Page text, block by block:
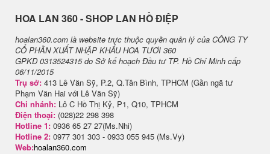
H​OA LAN 360 - SHOP LAN HỒ ĐIỆP
hoalan360.com là website trực thuộc quyền quản lý của CÔNG TY
CỔ PHẦN XUẤT NHẬP KHẨU HOA TƯƠI 360
GPKD 0313524315 do Sở kế hoạch Đầu tư TP. Hồ Chí Minh cấp
06/11/2015
Trụ sở: 413 Lê Văn Sỹ, P.2, Q.Tân Bình, TPHCM (Gần ngã tư
Phạm Văn Hai với Lê Văn Sỹ)
Chi nhánh: Lô C Hồ Thị Kỷ, P1, Q10, TPHCM
Điện thoại: (028)22 298 398
Hotline 1: 0936 65 27 27(Ms.Nhi)
Hotline 2: 0977 301 303 - 0933 055 945 (Ms.Vy)
Web:hoalan360.com